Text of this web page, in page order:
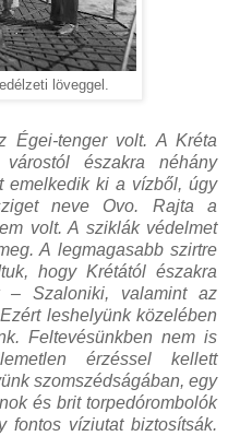
löveggel.
Égei-tenger volt. A Kréta
északra néhány
emelkedik ki a vízből, úgy
neve Ovo. Rajta a
volt. A sziklák védelmet
A legmagasabb szirtre
hogy Krétától északra
– Szaloniki, valamint az
leshelyünk közelében
Feltevésünkben nem is
érzéssel kellett
szomszédságában, egy
és brit torpedórombolók
fontos víziutat biztosítsák.